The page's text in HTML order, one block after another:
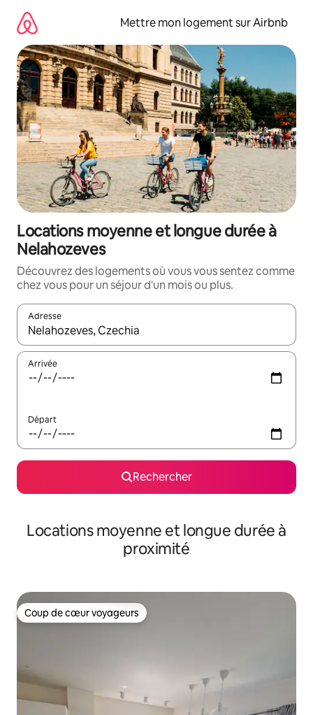
directement
contenu
Mettre mon logement sur Airbnb
Locations moyenne et longue durée à
Nelahozeves
Découvrez des logements où vous vous sentez comme
chez vous pour un séjour d'un mois ou plus.
Adresse
Lorsque les résultats s'affichent, utilisez les flèches vers le
Arrivée
Départ
Rechercher
Locations moyenne et longue durée à
proximité
Coup de cœur voyageurs
Coup de cœur voyageurs